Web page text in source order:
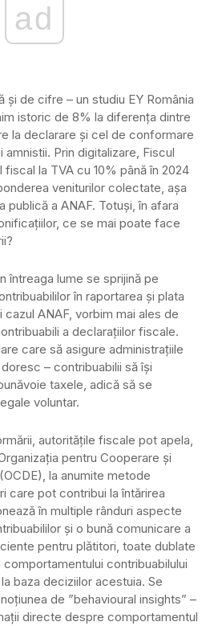
ad
și de cifre – un studiu EY România
istoric de 8% la diferența dintre
la declarare și cel de conformare
amnistii. Prin digitalizare, Fiscul
la TVA cu 10% până în 2024
veniturilor colectate, așa
publică a ANAF. Totuși, în afara
ce se mai poate face
întreaga lume se sprijină pe
în raportarea și plata
ANAF, vorbim mai ales de
a declarațiilor fiscale.
care să asigure administrațiile
– contribuabilii să își
taxele, adică să se
voluntar.
autoritățile fiscale pot apela,
pentru Cooperare și
la anumite metode
care pot contribui la întărirea
în multiple rânduri aspecte
și o bună comunicare a
pentru plătitori, toate dublate
contribuabilului
baza deciziilor acestuia. Se
de ”behavioural insights” –
directe despre comportamentul